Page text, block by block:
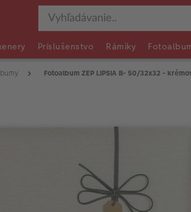
Príslušenstvo Rámiky
Fotoalbum ZEP LIPSIA B- 50/32x32 -